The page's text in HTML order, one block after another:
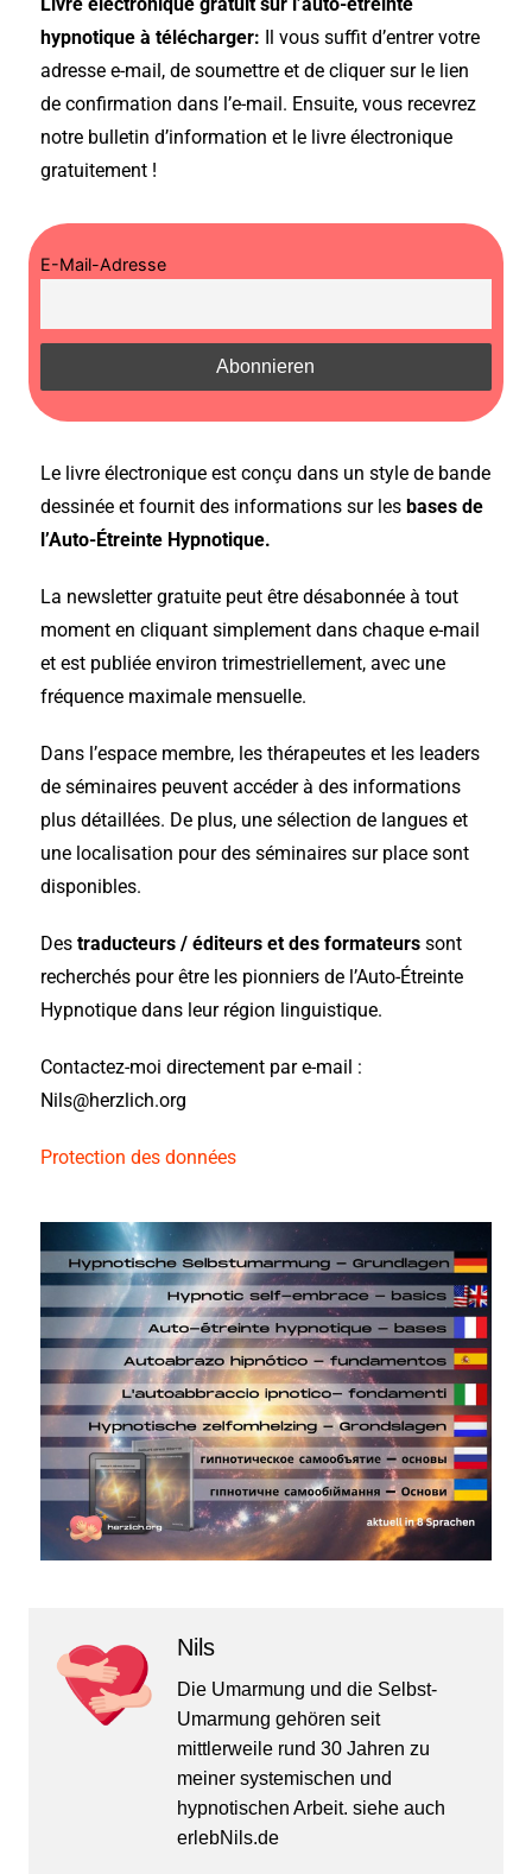
Livre électronique gratuit sur l’auto-étreinte
hypnotique à télécharger: Il vous suffit d’entrer votre
adresse e-mail, de soumettre et de cliquer sur le lien
de confirmation dans l’e-mail. Ensuite, vous recevrez
notre bulletin d’information et le livre électronique
gratuitement !
E-Mail-Adresse
Le livre électronique est conçu dans un style de bande
dessinée et fournit des informations sur les bases de
l’Auto-Étreinte Hypnotique.
La newsletter gratuite peut être désabonnée à tout
moment en cliquant simplement dans chaque e-mail
et est publiée environ trimestriellement, avec une
fréquence maximale mensuelle.
Dans l’espace membre, les thérapeutes et les leaders
de séminaires peuvent accéder à des informations
plus détaillées. De plus, une sélection de langues et
une localisation pour des séminaires sur place sont
disponibles.
Destraducteurs / éditeurs et des formateurssont
recherchés pour être les pionniers de l’Auto-Étreinte
Hypnotique dans leur région linguistique.
Contactez-moi directement par e-mail :
Nils@herzlich.org
Protection des données
Nils
Die Umarmung und die Selbst-
Umarmung gehören seit
mittlerweile rund 30 Jahren zu
meiner systemischen und
hypnotischen Arbeit. siehe auch
erlebNils.de